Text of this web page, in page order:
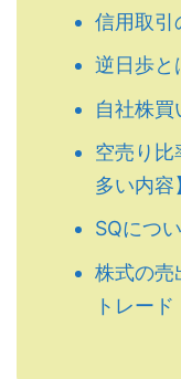
信用取引
逆日歩と
自社株買
空売り比
多い内容
SQにつ
株式の売
トレード